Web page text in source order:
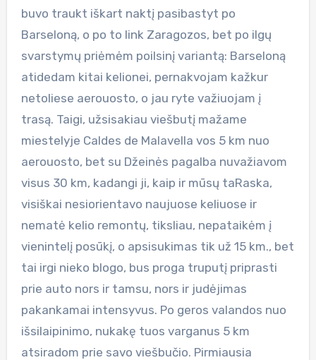
buvo traukt iškart naktį pasibastyt po
Barseloną, o po to link Zaragozos, bet po ilgų
svarstymų priėmėm poilsinį variantą: Barseloną
atidedam kitai kelionei, pernakvojam kažkur
netoliese aerouosto, o jau ryte važiuojam į
trasą. Taigi, užsisakiau viešbutį mažame
miestelyje Caldes de Malavella vos 5 km nuo
aerouosto, bet su Džeinės pagalba nuvažiavom
visus 30 km, kadangi ji, kaip ir mūsų taRaska,
visiškai nesiorientavo naujuose keliuose ir
nematė kelio remontų, tiksliau, nepataikėm į
vienintelį posūkį, o apsisukimas tik už 15 km., bet
tai irgi nieko blogo, bus proga truputį priprasti
prie auto nors ir tamsu, nors ir judėjimas
pakankamai intensyvus. Po geros valandos nuo
išsilaipinimo, nukakę tuos varganus 5 km
atsiradom prie savo viešbučio. Pirmiausia